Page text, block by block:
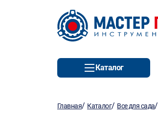
Каталог
Главная/ Каталог/ Все для сада/